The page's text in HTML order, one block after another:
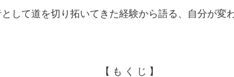
して道を切り拓いてきた経験から語る、自分が変
【 も く じ 】